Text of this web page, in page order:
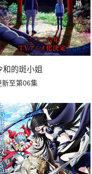
和的斑小姐
新至第06集